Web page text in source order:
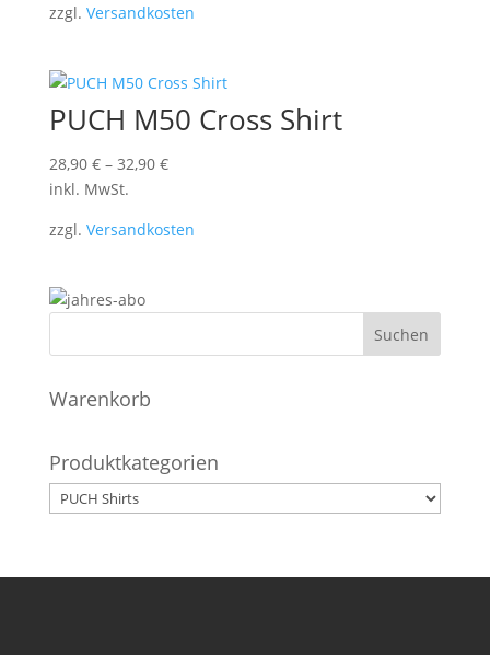
zzgl. Versandkosten
PUCH M50 Cross Shirt
28,90 €– 32,90 €
inkl. MwSt.
zzgl. Versandkosten
Warenkorb
Produktkategorien